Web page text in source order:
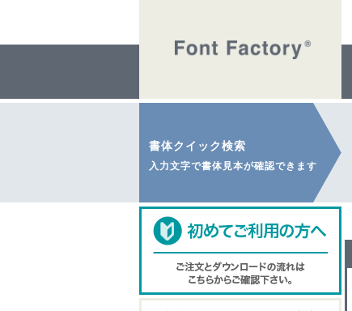
書体クイック検索
入力文字で書体見本が確認できます